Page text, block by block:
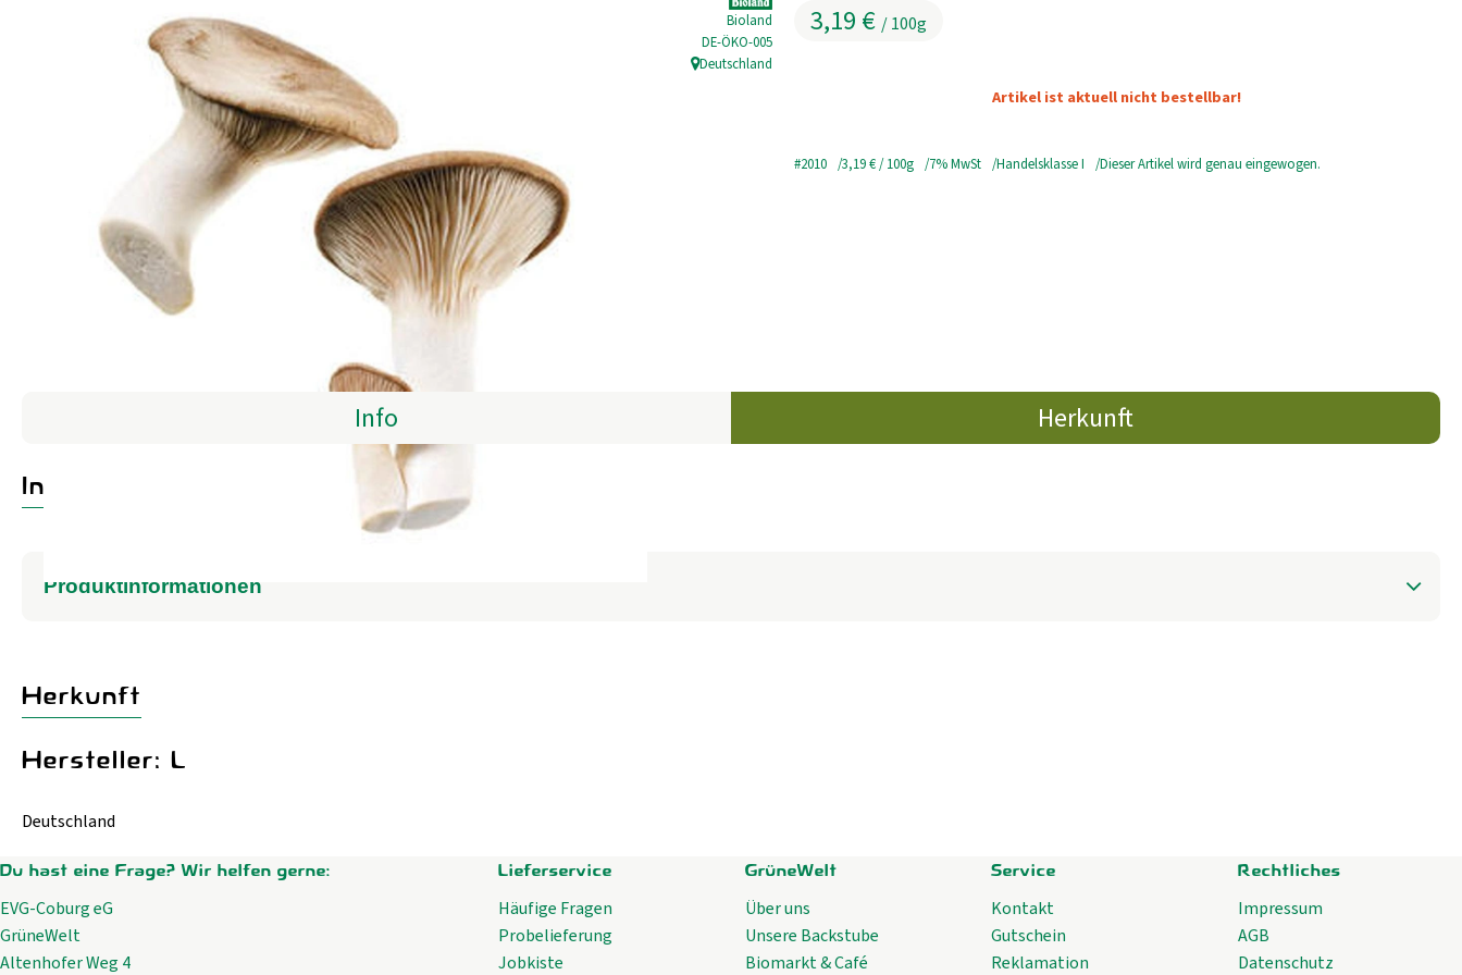
3,19 € / 100g
Bioland
, Kontrollstelle:
DE-ÖKO-005
, Herkunft:
Deutschland
Artikel ist aktuell nicht bestellbar!
#2010 3,19 €/ 100g 7% MwSt Handelsklasse I Dieser Artikel wird genau eingewogen.
Info Herkunft
Info
Produktinformationen
Herkunft
Hersteller: L
Deutschland
Du hast eine Frage? Wir helfen gerne:
EVG-Coburg eG
GrüneWelt
Altenhofer Weg 4
Lieferservice
Häufige Fragen
Probelieferung
Jobkiste
GrüneWelt
Über uns
Unsere Backstube
Biomarkt & Café
Service
Kontakt
Gutschein
Reklamation
Rechtliches
Impressum
AGB
Datenschutz